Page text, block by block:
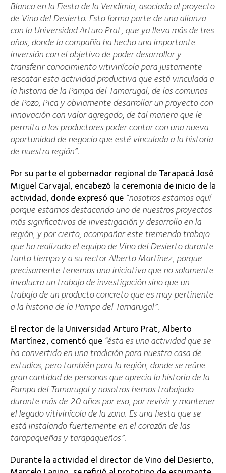
Blanca en la Fiesta de la Vendimia, asociado al proyecto
de Vino del Desierto. Esto forma parte de una alianza
con la Universidad Arturo Prat, que ya lleva más de tres
años, donde la compañía ha hecho una importante
inversión con el objetivo de poder desarrollar y
transferir conocimiento vitivinícola para justamente
rescatar esta actividad productiva que está vinculada a
la historia de la Pampa del Tamarugal, de las comunas
de Pozo, Pica y obviamente desarrollar un proyecto con
innovación con valor agregado, de tal manera que le
permita a los productores poder contar con una nueva
oportunidad de negocio que esté vinculada a la historia
de nuestra región”.
Por su parte el gobernador regional de Tarapacá José
Miguel Carvajal, encabezó la ceremonia de inicio de la
actividad, donde expresó que “nosotros estamos aquí
porque estamos destacando uno de nuestros proyectos
más significativos de investigación y desarrollo en la
región, y por cierto, acompañar este tremendo trabajo
que ha realizado el equipo de Vino del Desierto durante
tanto tiempo y a su rector Alberto Martínez, porque
precisamente tenemos una iniciativa que no solamente
involucra un trabajo de investigación sino que un
trabajo de un producto concreto que es muy pertinente
a la historia de la Pampa del Tamarugal”.
El rector de la Universidad Arturo Prat, Alberto
Martínez, comentó que “ésta es una actividad que se
ha convertido en una tradición para nuestra casa de
estudios, pero también para la región, donde se reúne
gran cantidad de personas que aprecia la historia de la
Pampa del Tamarugal y nosotros hemos trabajado
durante más de 20 años por eso, por revivir y mantener
el legado vitivinícola de la zona. Es una fiesta que se
está instalando fuertemente en el corazón de las
tarapaqueñas y tarapaqueños”.
Durante la actividad el director de Vino del Desierto,